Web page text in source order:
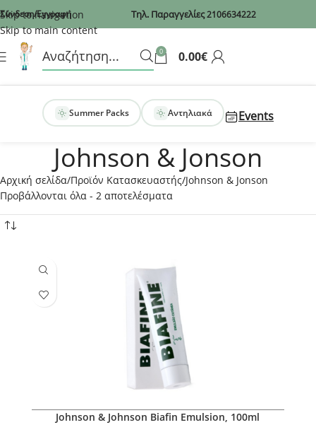
Recaptcha
Skip to navigation
Skip to main content
Σύνδεση/Εγγραφή Τηλ. Παραγγελίες2106634222
0 0.00€
Summer Packs Αντηλιακά Events
Johnson & Jonson
Αρχική σελίδα Προϊόν Κατασκευαστής Johnson & Jonson
Προβάλλονται όλα - 2 αποτελέσματα
Johnson & Johnson Biafin Emulsion, 100ml